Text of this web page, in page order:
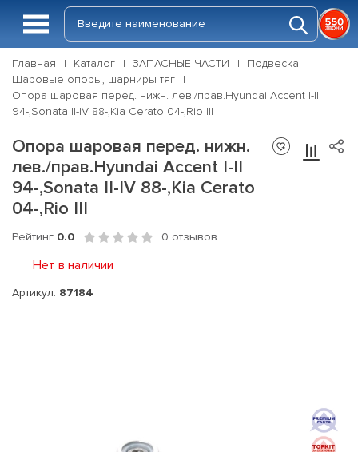
Главная Каталог ЗАПАСНЫЕ ЧАСТИ
Подвеска
Шаровые опоры, шарниры тяг
Опора шаровая перед. нижн. лев./прав.Hyundai Accent I-II
94-,Sonata II-IV 88-,Kia Cerato 04-,Rio III
Опора шаровая перед. нижн.
лев./прав.Hyundai Accent I-II
94-,Sonata II-IV 88-,Kia Cerato
04-,Rio III
Рейтинг 0.0 0 отзывов
Нет в наличии
Артикул: 87184